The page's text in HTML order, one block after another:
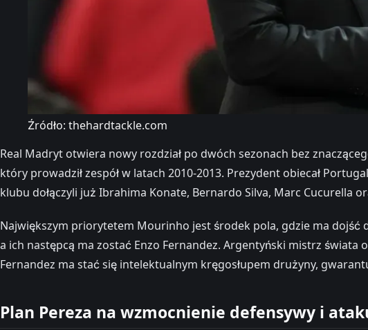
Źródło: thehardtackle.com
Real Madryt otwiera nowy rozdział po dwóch sezonach bez
który prowadził zespół w latach 2010-2013. Prezydent obiecał
klubu dołączyli już Ibrahima Konate, Bernardo Silva, Marc
Największym priorytetem Mourinho jest środek pola, gdzie ma
a ich następcą ma zostać Enzo Fernandez. Argentyński mistrz
Fernandez ma stać się intelektualnym kręgosłupem drużyny,
Plan Pereza na wzmocnienie defensywy i